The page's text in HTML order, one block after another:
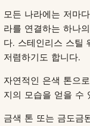
모든 나라에는 저마
라를 연결하는 하나
다. 스테인리스 스틸
저렴하기도 합니다.
자연적인 은색 톤으
지의 모습을 얻을 수
금색 톤 또는 금도금